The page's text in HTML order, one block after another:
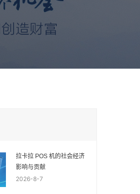
拉卡拉 POS 机的社会经济
影响与贡献
2026-8-7